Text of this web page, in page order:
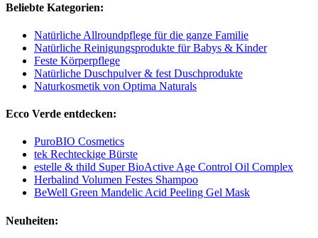
Beliebte Kategorien:
Natürliche Allroundpflege für die ganze Familie
Natürliche Reinigungsprodukte für Babys & Kinder
Feste Körperpflege
Natürliche Duschpulver & fest Duschprodukte
Naturkosmetik von Optima Naturals
Ecco Verde entdecken:
PuroBIO Cosmetics
tek Rechteckige Bürste
estelle & thild Super BioActive Age Control Oil Complex
Herbalind Volumen Festes Shampoo
BeWell Green Mandelic Acid Peeling Gel Mask
Neuheiten: